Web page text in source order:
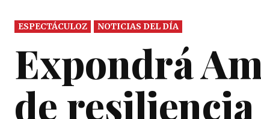
ESPECTÁCULOZ NOTICIAS DEL DÍA
Expondrá
de